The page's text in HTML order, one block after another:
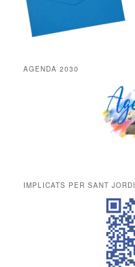
AGENDA 2030
IMPLICATS PER SANT JORDI